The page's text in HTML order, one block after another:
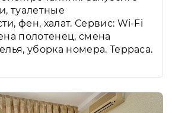
туалетные
фен, халат. Сервис: Wi-Fi
полотенец, смена
уборка номера. Терраса.